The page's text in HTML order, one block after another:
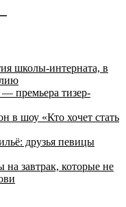
школы-интерната, в
премьера тизер-
в шоу «Кто хочет стать
друзья певицы
завтрак, которые не